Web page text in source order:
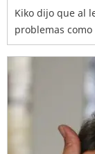
Kiko dijo que al
problemas